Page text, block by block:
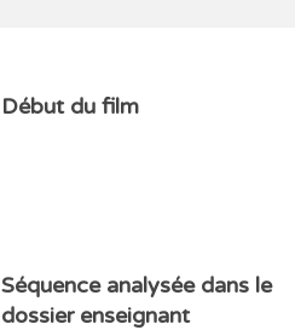
Début du film
Séquence analysée dans le
dossier enseignant